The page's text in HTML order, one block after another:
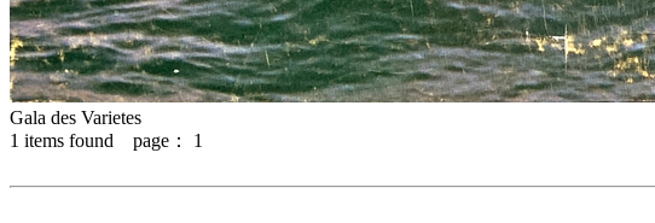
Gala des Varietes
1 items found page： 1